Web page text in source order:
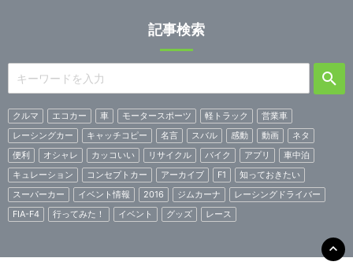
記事検索
クルマ エコカー 車 モータースポーツ 軽トラック
営業車
レーシングカー
キャッチコピー 名言 スバル 感動 動画
ネタ
便利
オシャレ カッコいい リサイクル バイク アプリ
車中泊
キュレーション
コンセプトカー アーカイブ F1
知っておきたい
スーパーカー
イベント情報 2016 ジムカーナ
レーシングドライバー
FIA-F4
行ってみた！ イベント グッズ レース